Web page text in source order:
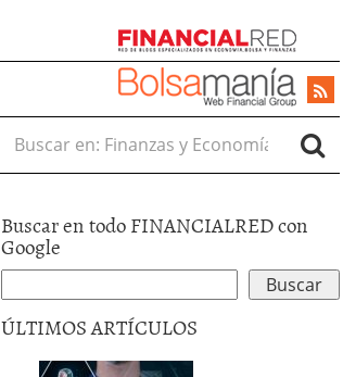
Buscar en:
Buscar en todo FINANCIALRED con
Google
ÚLTIMOS ARTÍCULOS